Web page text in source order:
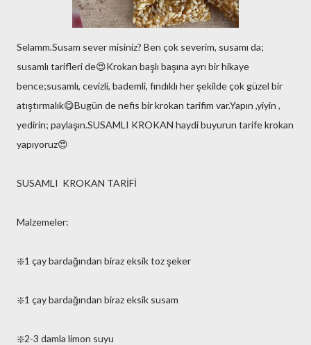
Selamm.Susam sever misiniz? Ben çok severim, susamı da;
susamlı tarifleri de😍Krokan başlı başına ayrı bir hikaye
bence;susamlı, cevizli, bademli, fındıklı her şekilde çok güzel bir
atıştırmalık😋Bugün de nefis bir krokan tarifim var.Yapın ,yiyin ,
yedirin; paylaşın.SUSAMLI KROKAN haydi buyurun tarife krokan
yapıyoruz😍
SUSAMLI KROKAN TARİFİ
Malzemeler:
❇️1 çay bardağından biraz eksik toz şeker
❇️1 çay bardağından biraz eksik susam
❇️2-3 damla limon suyu